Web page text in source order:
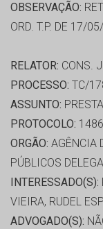
OBSERVAÇÃO:
ORD. T.P. DE 17/
RELATOR: CONS.
PROCESSO: TC/
ASSUNTO:
PROTOCOLO:
ORGÃO: AGÊNCIA
PÚBLICOS
INTERESSADO(S):
VIEIRA, RUDEL
ADVOGADO(S):